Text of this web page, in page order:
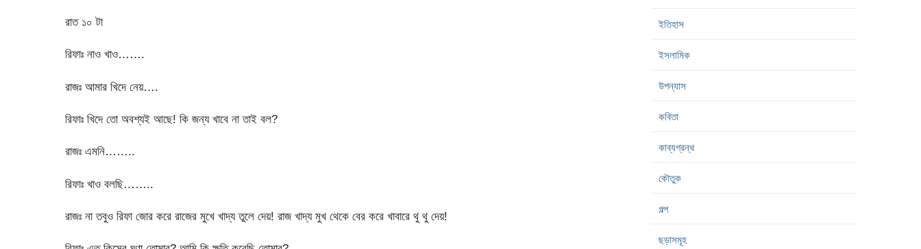
রাত ১০ টা
রিফাঃ নাও খাও…….
রাজঃ আমার খিদে নেয়….
রিফাঃ খিদে তো অবশ্যই আছে! কি জন্য খাবে না তাই বল?
রাজঃ এমনি……..
রিফাঃ খাও বলছি……..
রাজঃ না তবুও রিফা জোর করে রাজের মুখে খাদ্য তুলে দেয়! রাজ খাদ্য মুখ থেকে বের করে খাবারে থু থু দেয়!
ইতিহাস
ইসলামিক
উপন্যাস
কবিতা
কাব্যগ্রন্থ
কৌতুক
গল্প
ছড়াসমূহ